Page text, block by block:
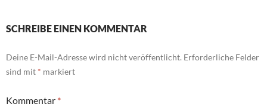
SCHREIBE EINEN KOMMENTAR
Deine E-Mail-Adresse wird nicht veröffentlicht. Erforderliche Felder
sind mit * markiert
Kommentar *